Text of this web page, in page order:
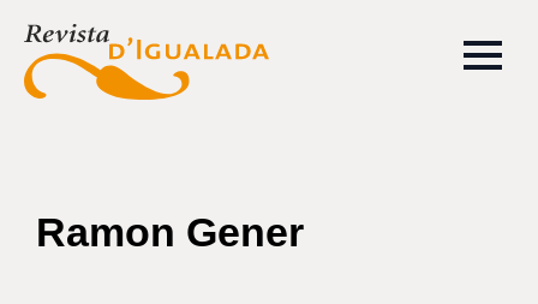
Ramon Gener